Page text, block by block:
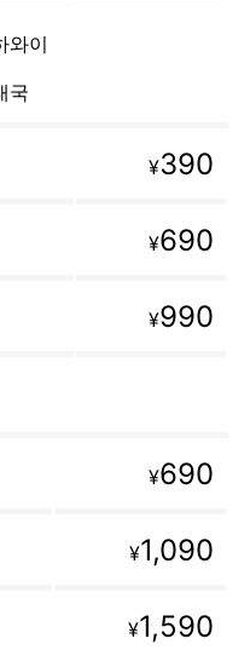
와이
국
¥390
¥690
¥990
¥690
¥1,090
¥1,590